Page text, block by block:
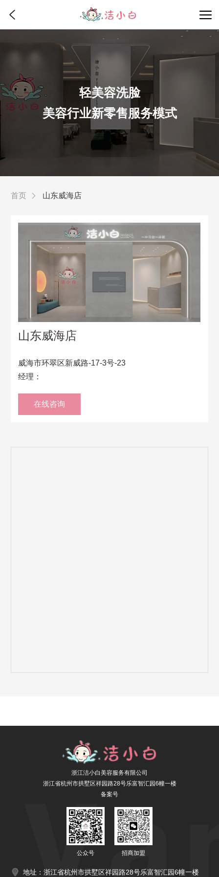
轻美容洗脸
美容行业新零售服务模式
首页 山东威海店
山东威海店
威海市环翠区新威路-17-3号-23
经理：
在线咨询
浙江洁小白美容服务有限公司
浙江省杭州市拱墅区祥园路28号乐富智汇园6幢一楼
备案号
公众号 招商加盟
地址：浙江省杭州市拱墅区祥园路28号乐富智汇园6幢一楼